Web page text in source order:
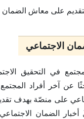
على معاش الضمان
الاجتماعي
في التحقيق
عن آخر أفراد
على منصّة بهدف
الضمان